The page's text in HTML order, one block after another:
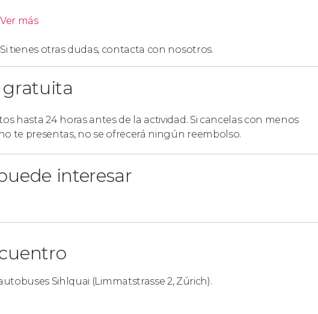
Ver más
Si tienes otras dudas, contacta con nosotros.
gratuita
hasta 24 horas antes de la actividad. Si cancelas con menos
te presentas, no se ofrecerá ningún reembolso.
interesar
Sihlquai (Limmatstrasse 2, Zúrich).